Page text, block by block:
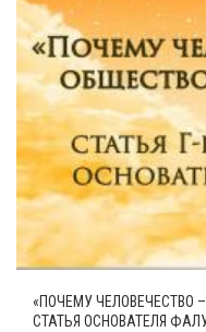
«ПОЧЕМУ ЧЕЛОВЕЧЕСТВО
СТАТЬЯ ОСНОВАТЕЛЯ